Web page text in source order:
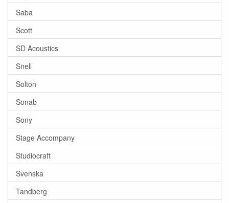
Saba
Scott
SD Acoustics
Snell
Solton
Sonab
Sony
Stage Accompany
Studiocraft
Svenska
Tandberg